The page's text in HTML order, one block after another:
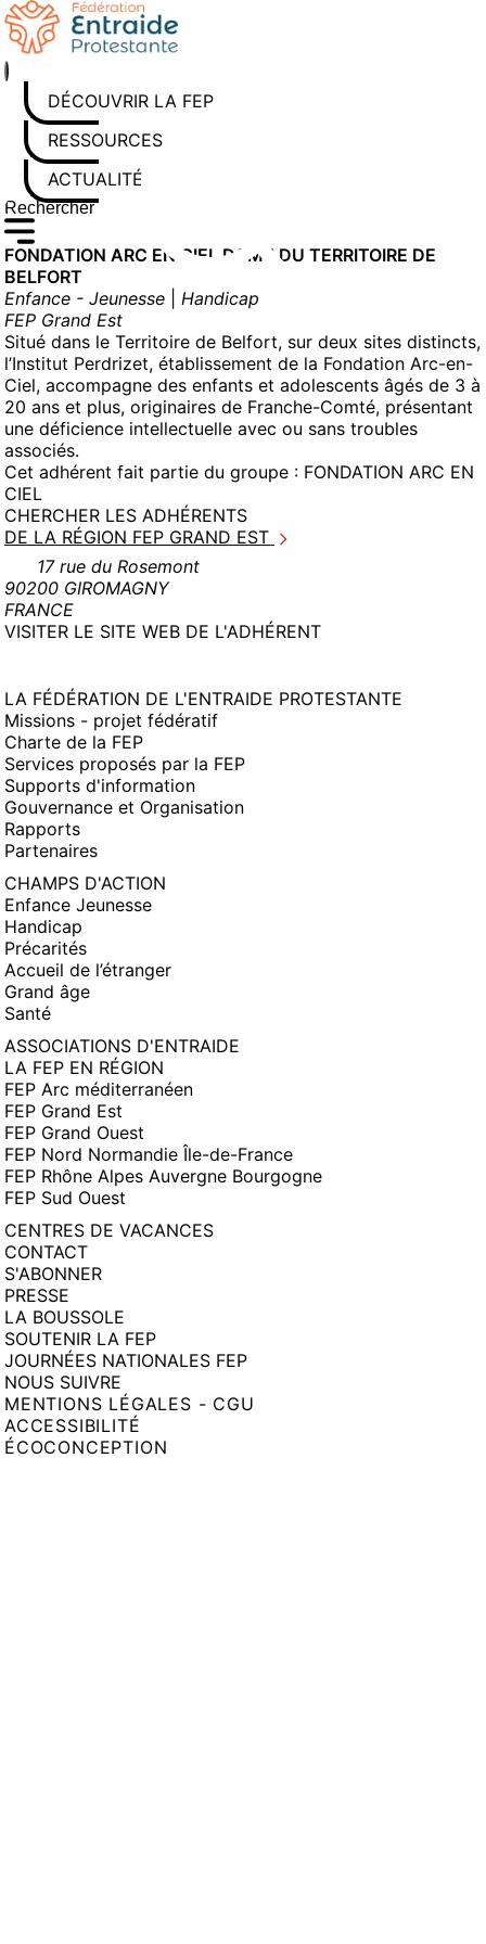
Aller
au
contenu
DÉCOUVRIR LA FEP
RESSOURCES
ACTUALITÉS
Rechercher sur le site
Saisissez au moins 3 caractères pour lancer la recherche
FONDATION ARC EN CIEL DAME DU TERRITOIRE DE
BELFORT
Enfance - Jeunesse
Handicap
FEP Grand Est
Situé dans le Territoire de Belfort, sur deux sites distincts,
l’Institut Perdrizet, établissement de la Fondation Arc-en-
Ciel, accompagne des enfants et adolescents âgés de 3 à
20 ans et plus, originaires de Franche-Comté, présentant
une déficience intellectuelle avec ou sans troubles
associés.
Cet adhérent fait partie du groupe : FONDATION ARC EN
CIEL
CHERCHER LES ADHÉRENTS
DE LA RÉGION FEP GRAND EST
17 rue du Rosemont
90200 GIROMAGNY
FRANCE
VISITER LE SITE WEB DE L'ADHÉRENT(NOUVELLE
LA FÉDÉRATION DE L'ENTRAIDE PROTESTANTE
Missions - projet fédératif
Charte de la FEP
Services proposés par la FEP
Supports d'information
Gouvernance et Organisation
Rapports
Partenaires
CHAMPS D'ACTION
Enfance Jeunesse
Handicap
Précarités
Accueil de l’étranger
Grand âge
Santé
ASSOCIATIONS D'ENTRAIDE
LA FEP EN RÉGION
FEP Arc méditerranéen
FEP Grand Est
FEP Grand Ouest
FEP Nord Normandie Île-de-France
FEP Rhône Alpes Auvergne Bourgogne
FEP Sud Ouest
CENTRES DE VACANCES
CONTACT
S'ABONNER
PRESSE
LA BOUSSOLE
SOUTENIR LA FEP
JOURNÉES NATIONALES FEP
NOUS SUIVRE
MENTIONS LÉGALES - CGU
ACCESSIBILITÉ
ÉCOCONCEPTION